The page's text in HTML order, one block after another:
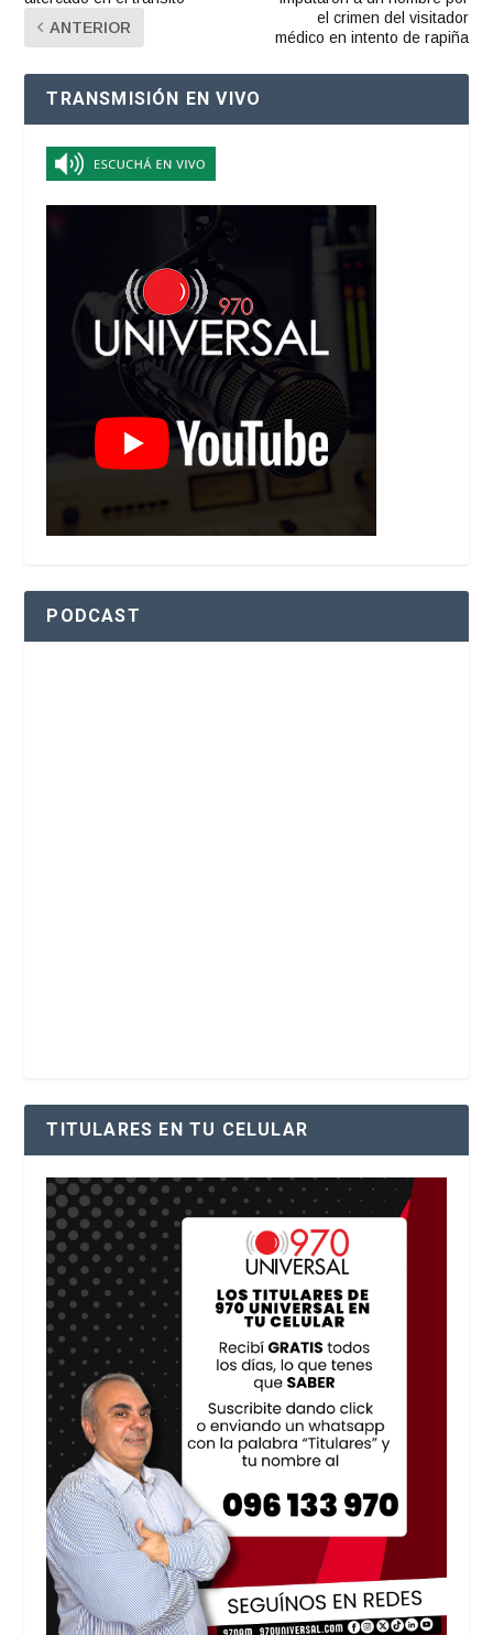
ANTERIOR
el crimen del visitador
médico en intento de rapiña
TRANSMISIÓN EN VIVO
PODCAST
TITULARES EN TU CELULAR